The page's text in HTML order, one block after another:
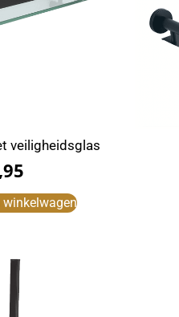
veiligheidsglas
winkelwagen